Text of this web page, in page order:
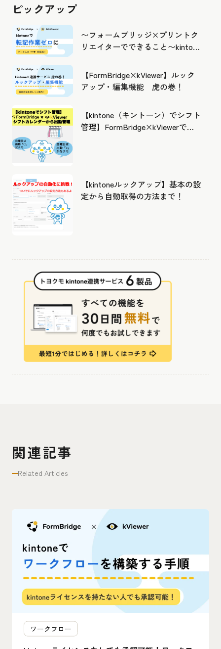
ピックアップ
〜フォームブリッジ×プリントク
リエイターでできること〜kintone
【FormBridge×kViewer】ルック
アップ・編集機能 虎の巻！
【kintone（キントーン）でシフト
管理】FormBridge×kViewerで作
【kintoneルックアップ】基本の設
定から自動取得の方法まで！
関連記事
Related Articles
ワークフロー